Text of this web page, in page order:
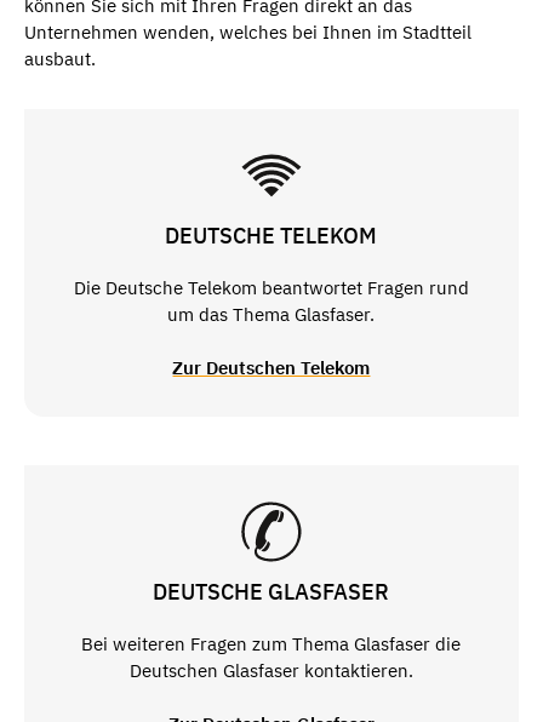
können Sie sich mit Ihren Fragen direkt an das
Unternehmen wenden, welches bei Ihnen im Stadtteil
ausbaut.
DEUTSCHE TELEKOM
Die Deutsche Telekom beantwortet Fragen rund
um das Thema Glasfaser.
Zur Deutschen Telekom
DEUTSCHE GLASFASER
Bei weiteren Fragen zum Thema Glasfaser die
Deutschen Glasfaser kontaktieren.